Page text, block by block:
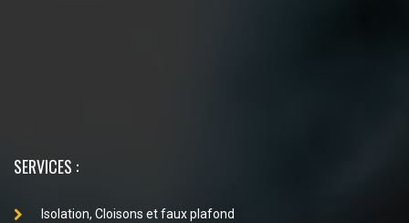
SERVICES :
Isolation, Cloisons et faux plafond